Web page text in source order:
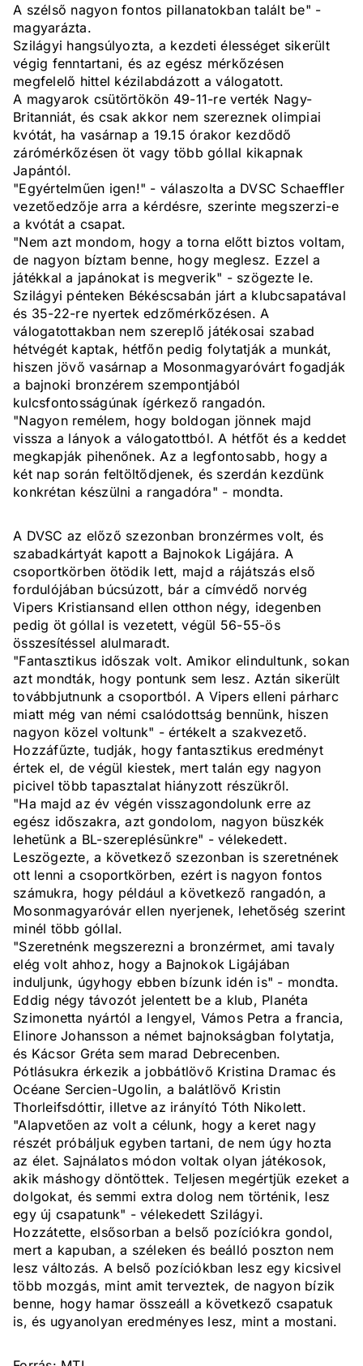
A szélső nagyon fontos pillanatokban talált be" -
magyarázta.
Szilágyi hangsúlyozta, a kezdeti élességet sikerült
végig fenntartani, és az egész mérkőzésen
megfelelő hittel kézilabdázott a válogatott.
A magyarok csütörtökön 49-11-re verték Nagy-
Britanniát, és csak akkor nem szereznek olimpiai
kvótát, ha vasárnap a 19.15 órakor kezdődő
zárómérkőzésen öt vagy több góllal kikapnak
Japántól.
"Egyértelműen igen!" - válaszolta a DVSC Schaeffler
vezetőedzője arra a kérdésre, szerinte megszerzi-e
a kvótát a csapat.
"Nem azt mondom, hogy a torna előtt biztos voltam,
de nagyon bíztam benne, hogy meglesz. Ezzel a
játékkal a japánokat is megverik" - szögezte le.
Szilágyi pénteken Békéscsabán járt a klubcsapatával
és 35-22-re nyertek edzőmérkőzésen. A
válogatottakban nem szereplő játékosai szabad
hétvégét kaptak, hétfőn pedig folytatják a munkát,
hiszen jövő vasárnap a Mosonmagyaróvárt fogadják
a bajnoki bronzérem szempontjából
kulcsfontosságúnak ígérkező rangadón.
"Nagyon remélem, hogy boldogan jönnek majd
vissza a lányok a válogatottból. A hétfőt és a keddet
megkapják pihenőnek. Az a legfontosabb, hogy a
két nap során feltöltődjenek, és szerdán kezdünk
konkrétan készülni a rangadóra" - mondta.
A DVSC az előző szezonban bronzérmes volt, és
szabadkártyát kapott a Bajnokok Ligájára. A
csoportkörben ötödik lett, majd a rájátszás első
fordulójában búcsúzott, bár a címvédő norvég
Vipers Kristiansand ellen otthon négy, idegenben
pedig öt góllal is vezetett, végül 56-55-ös
összesítéssel alulmaradt.
"Fantasztikus időszak volt. Amikor elindultunk, sokan
azt mondták, hogy pontunk sem lesz. Aztán sikerült
továbbjutnunk a csoportból. A Vipers elleni párharc
miatt még van némi csalódottság bennünk, hiszen
nagyon közel voltunk" - értékelt a szakvezető.
Hozzáfűzte, tudják, hogy fantasztikus eredményt
értek el, de végül kiestek, mert talán egy nagyon
picivel több tapasztalat hiányzott részükről.
"Ha majd az év végén visszagondolunk erre az
egész időszakra, azt gondolom, nagyon büszkék
lehetünk a BL-szereplésünkre" - vélekedett.
Leszögezte, a következő szezonban is szeretnének
ott lenni a csoportkörben, ezért is nagyon fontos
számukra, hogy például a következő rangadón, a
Mosonmagyaróvár ellen nyerjenek, lehetőség szerint
minél több góllal.
"Szeretnénk megszerezni a bronzérmet, ami tavaly
elég volt ahhoz, hogy a Bajnokok Ligájában
induljunk, úgyhogy ebben bízunk idén is" - mondta.
Eddig négy távozót jelentett be a klub, Planéta
Szimonetta nyártól a lengyel, Vámos Petra a francia,
Elinore Johansson a német bajnokságban folytatja,
és Kácsor Gréta sem marad Debrecenben.
Pótlásukra érkezik a jobbátlövő Kristina Dramac és
Océane Sercien-Ugolin, a balátlövő Kristin
Thorleifsdóttir, illetve az irányító Tóth Nikolett.
"Alapvetően az volt a célunk, hogy a keret nagy
részét próbáljuk egyben tartani, de nem úgy hozta
az élet. Sajnálatos módon voltak olyan játékosok,
akik máshogy döntöttek. Teljesen megértjük ezeket a
dolgokat, és semmi extra dolog nem történik, lesz
egy új csapatunk" - vélekedett Szilágyi.
Hozzátette, elsősorban a belső pozíciókra gondol,
mert a kapuban, a széleken és beálló poszton nem
lesz változás. A belső pozíciókban lesz egy kicsivel
több mozgás, mint amit terveztek, de nagyon bízik
benne, hogy hamar összeáll a következő csapatuk
is, és ugyanolyan eredményes lesz, mint a mostani.